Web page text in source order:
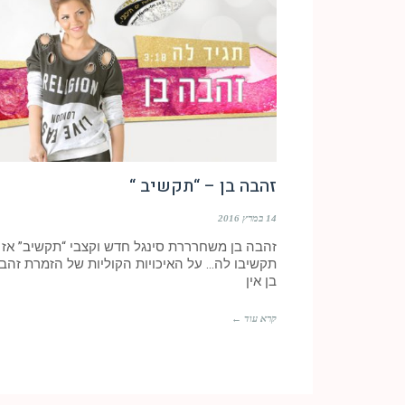
זהבה בן – “תקשיב “
14 במרץ 2016
זהבה בן משחרררת סינגל חדש וקצבי “תקשיב” אז
תקשיבו לה… על האיכויות הקוליות של הזמרת
בן אין
קרא עוד ←